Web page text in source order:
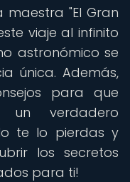
maestra "El Gran
viaje al infinito
astronómico se
única. Además,
para que
un verdadero
te lo pierdas y
los secretos
para ti!